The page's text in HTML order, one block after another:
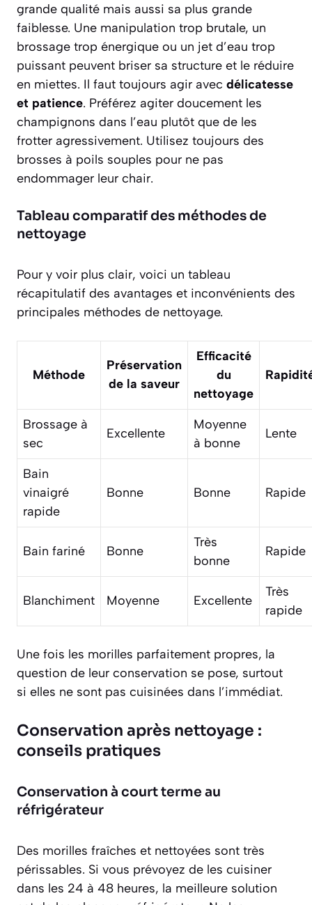
grande qualité mais aussi sa plus grande
faiblesse. Une manipulation trop brutale, un
brossage trop énergique ou un jet d’eau trop
puissant peuvent briser sa structure et le réduire
en miettes. Il faut toujours agir avec délicatesse
et patience. Préférez agiter doucement les
champignons dans l’eau plutôt que de les
frotter agressivement. Utilisez toujours des
brosses à poils souples pour ne pas
endommager leur chair.
Tableau comparatif des méthodes de
nettoyage
Pour y voir plus clair, voici un tableau
récapitulatif des avantages et inconvénients des
principales méthodes de nettoyage.
Méthode
Préservation
de la saveur
Efficacité
du
nettoyage
Brossage à
sec
Excellente
Moyenne
à bonne
Lente
Bain
vinaigré
rapide
Bonne Bonne Rapide
Bain fariné Bonne
Très
bonne
Rapide
Blanchiment Moyenne Excellente
Très
rapide
Une fois les morilles parfaitement propres, la
question de leur conservation se pose, surtout
si elles ne sont pas cuisinées dans l’immédiat.
Conservation après nettoyage :
conseils pratiques
Conservation à court terme au
réfrigérateur
Des morilles fraîches et nettoyées sont très
périssables. Si vous prévoyez de les cuisiner
dans les 24 à 48 heures, la meilleure solution